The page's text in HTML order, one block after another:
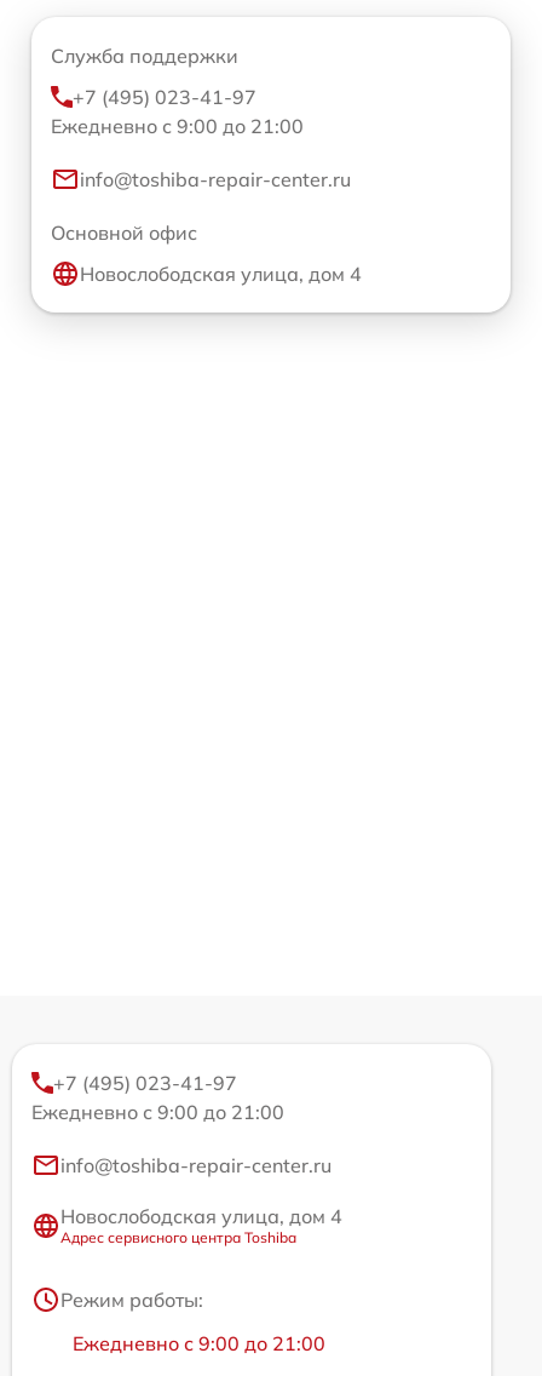
Служба поддержки
+7 (495) 023-41-97
Ежедневно с 9:00 до 21:00
info@toshiba-repair-center.ru
Основной офис
Новослободская улица, дом 4
+7 (495) 023-41-97
Ежедневно с 9:00 до 21:00
info@toshiba-repair-center.ru
Новослободская улица, дом 4
Адрес сервисного центра Toshiba
Режим работы:
Ежедневно с 9:00 до 21:00